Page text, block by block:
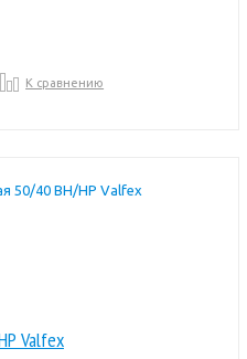
К сравнению
Valfex